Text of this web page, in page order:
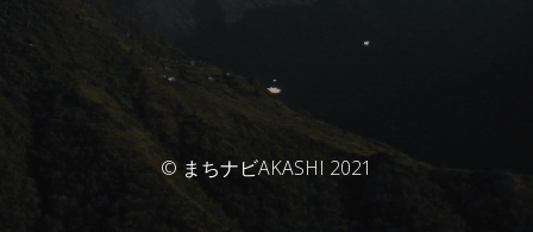
© まちナビAKASHI 2021